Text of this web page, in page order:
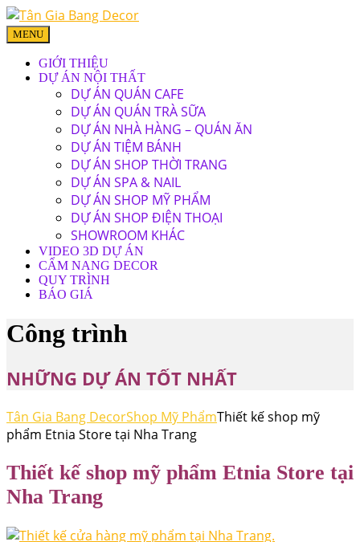
MENU
GIỚI THIỆU
DỰ ÁN NỘI THẤT
DỰ ÁN QUÁN CAFE
DỰ ÁN QUÁN TRÀ SỮA
DỰ ÁN NHÀ HÀNG – QUÁN ĂN
DỰ ÁN TIỆM BÁNH
DỰ ÁN SHOP THỜI TRANG
DỰ ÁN SPA & NAIL
DỰ ÁN SHOP MỸ PHẨM
DỰ ÁN SHOP ĐIỆN THOẠI
SHOWROOM KHÁC
VIDEO 3D DỰ ÁN
CẨM NANG DECOR
QUY TRÌNH
BÁO GIÁ
Công trình
NHỮNG DỰ ÁN TỐT NHẤT
Tân Gia Bang DecorShop Mỹ PhẩmThiết kế shop mỹ
phẩm Etnia Store tại Nha Trang
Thiết kế shop mỹ phẩm Etnia Store tại
Nha Trang